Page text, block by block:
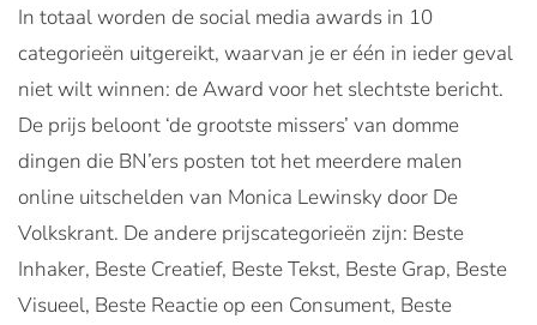
In totaal worden de social media awards in 10
categorieën uitgereikt, waarvan je er één in ieder geval
niet wilt winnen: de Award voor het slechtste bericht.
De prijs beloont ‘de grootste missers’ van domme
dingen die BN’ers posten tot het meerdere malen
online uitschelden van Monica Lewinsky door De
Volkskrant. De andere prijscategorieën zijn: Beste
Inhaker, Beste Creatief, Beste Tekst, Beste Grap, Beste
Visueel, Beste Reactie op een Consument, Beste